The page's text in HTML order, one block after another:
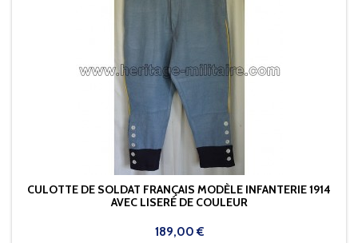
CULOTTE DE SOLDAT FRANÇAIS MODÈLE INFANTERIE 1914
AVEC LISERÉ DE COULEUR
Prix
189,00 €